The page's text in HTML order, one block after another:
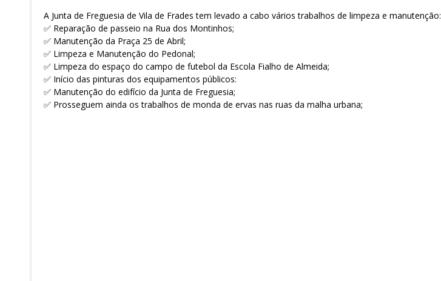
A Junta de Freguesia de Vila de Frades tem levado a cabo vários trabalhos de limpeza e manutenção:
✅ Reparação de passeio na Rua dos Montinhos;
✅ Manutenção da Praça 25 de Abril;
✅ Limpeza e Manutenção do Pedonal;
✅ Limpeza do espaço do campo de futebol da Escola Fialho de Almeida;
✅ Início das pinturas dos equipamentos públicos:
✅ Manutenção do edifício da Junta de Freguesia;
✅ Prosseguem ainda os trabalhos de monda de ervas nas ruas da malha urbana;